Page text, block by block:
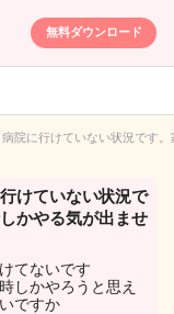
無料ダウンロード
院に行けていない状況です
けていない状況で
かやる気が出ませ
てないです
しかやろうと思え
ですか